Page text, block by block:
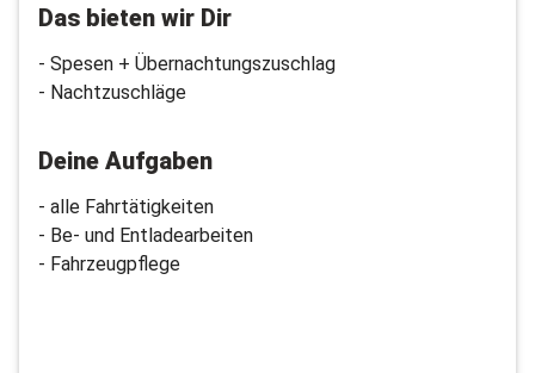
Das bieten wir Dir
- Spesen + Übernachtungszuschlag
- Nachtzuschläge
Deine Aufgaben
- alle Fahrtätigkeiten
- Be- und Entladearbeiten
- Fahrzeugpflege